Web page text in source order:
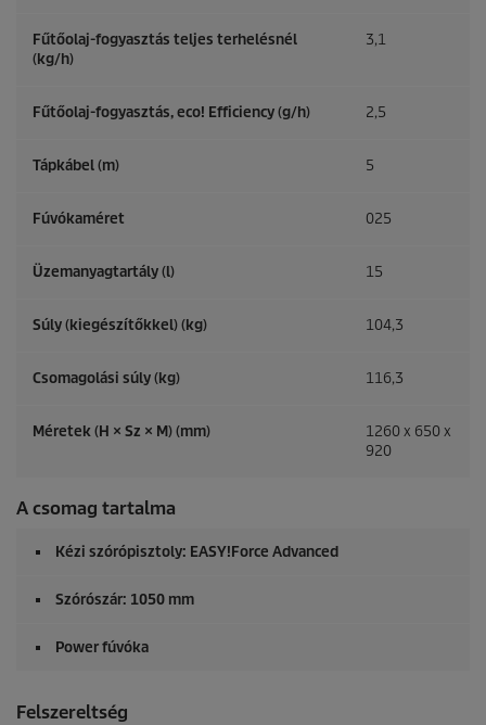
Fűtőolaj-fogyasztás teljes terhelésnél
(kg/h)
3,1
Fűtőolaj-fogyasztás, eco! Efficiency (g/h) 2,5
Tápkábel (m) 5
Fúvókaméret 025
Üzemanyagtartály (l) 15
Súly (kiegészítőkkel) (kg) 104,3
Csomagolási súly (kg) 116,3
Méretek (H × Sz × M) (mm)
1260 x 650 x
920
A csomag tartalma
Kézi szórópisztoly: EASY!Force Advanced
Szórószár: 1050 mm
Power fúvóka
Felszereltség